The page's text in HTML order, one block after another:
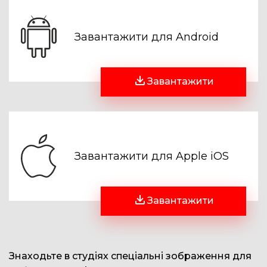
Завантажити для Android
Завантажити
Завантажити для Apple iOS
Завантажити
Знаходьте в студіях спеціальні зображення для